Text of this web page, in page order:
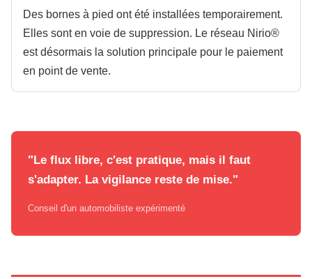
Des bornes à pied ont été installées temporairement.
Elles sont en voie de suppression. Le réseau Nirio®
est désormais la solution principale pour le paiement
en point de vente.
"Le flux libre, c'est pratique, mais il faut
s'adapter. La vigilance reste de mise."
Conseil d'un automobiliste expérimenté